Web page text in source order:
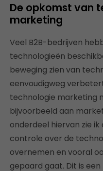
De opkomst van
marketing
Veel B2B-bedrijven
technologieën
beweging zien van
eenvoudigweg
technologie marketing
bijvoorbeeld aan
onderdeel hiervan zie
controle over de
overnemen en vooral
gepaard gaat. Dit is